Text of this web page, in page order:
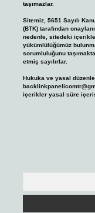
taşımazlar.
Sitemiz, 5651 Sayılı
(BTK) tarafından
nedenle, sitedeki
yükümlülüğümüz
sorumluluğunu
etmiş sayılırlar.
Hukuka ve yasal
içerikler yasal süre